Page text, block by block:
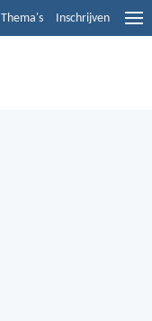
Thema's Inschrijven